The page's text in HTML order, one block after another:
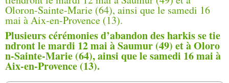
Plusieurs cérémonies d’abandon des harkis se tie
ndront le mardi 12 mai à Saumur (49) et à Oloro
n-Sainte-Marie (64), ainsi que le samedi 16 mai à
Aix-en-Provence (13).